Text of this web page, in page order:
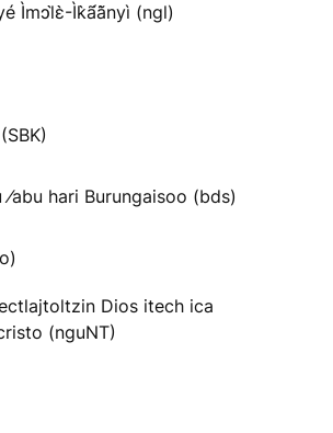
Ìmↄl̀ɛ̀-Ìk̀ã́ã̀nyì (ngl)
⁄abu hari Burungaisoo (bds)
Dios itech ica
(nguNT)